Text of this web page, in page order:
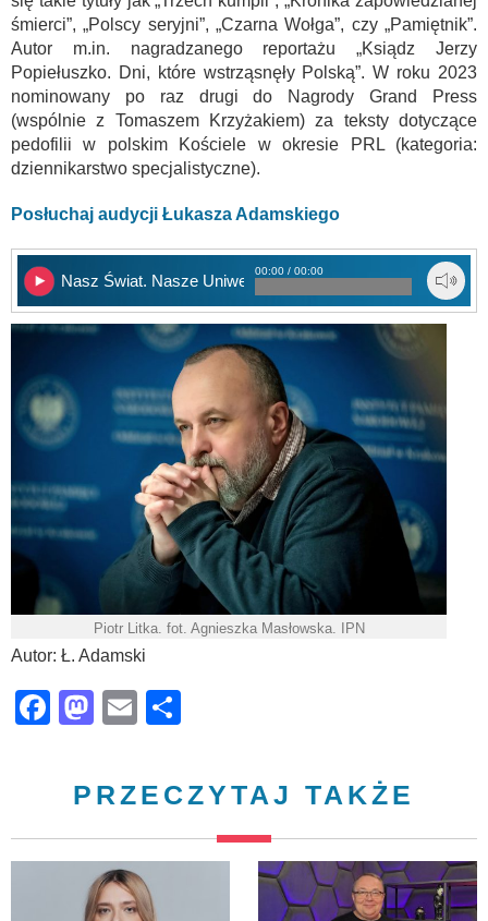
śmierci”, „Polscy seryjni”, „Czarna Wołga”, czy „Pamiętnik”.
Autor m.in. nagradzanego reportażu „Ksiądz Jerzy
Popiełuszko. Dni, które wstrząsnęły Polską”. W roku 2023
nominowany po raz drugi do Nagrody Grand Press
(wspólnie z Tomaszem Krzyżakiem) za teksty dotyczące
pedofilii w polskim Kościele w okresie PRL (kategoria:
dziennikarstwo specjalistyczne).
Posłuchaj audycji Łukasza Adamskiego
Nasz Świat. Nasze Uniwersum
00:00 / 00:00
Piotr Litka. fot. Agnieszka Masłowska. IPN
Autor: Ł. Adamski
Facebook
Mastodon
Email
PRZECZYTAJ TAKŻE